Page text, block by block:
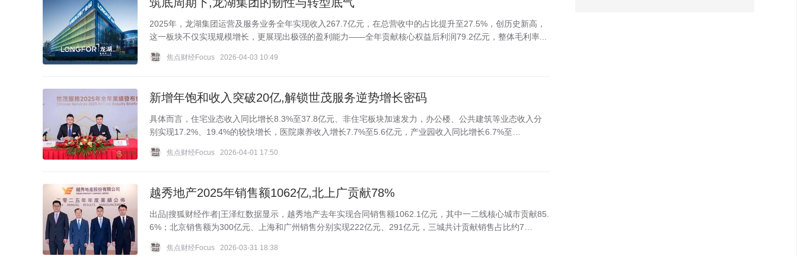
2025年，龙湖集团运营及服务业务全年实现收入267.7亿元，在总营收中的占比提升至27.5%，创历史新高，
这一板块不仅实现规模增长，更展现出极强的盈利能力——全年贡献核心权益后利润79.2亿元，整体毛利率...
焦点财经Focus 2026-04-03 10:49
新增年饱和收入突破20亿,解锁世茂服务逆势增长密码
具体而言，住宅业态收入同比增长8.3%至37.8亿元、非住宅板块加速发力，办公楼、公共建筑等业态收入分
别实现17.2%、19.4%的较快增长，医院康养收入增长7.7%至5.6亿元，产业园收入同比增长6.7%至…
焦点财经Focus 2026-04-01 17:50
越秀地产2025年销售额1062亿,北上广贡献78%
出品|搜狐财经作者|王泽红数据显示，越秀地产去年实现合同销售额1062.1亿元，其中一二线核心城市贡献85.
6%；北京销售额为300亿元、上海和广州销售分别实现222亿元、291亿元，三城共计贡献销售占比约7…
焦点财经Focus 2026-03-31 18:38